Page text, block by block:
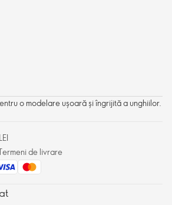
o modelare ușoară și îngrijită a unghiilor.
de livrare